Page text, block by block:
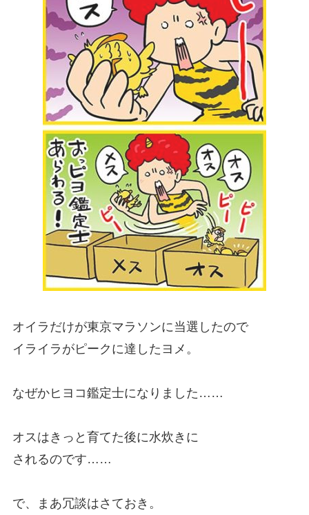
オイラだけが東京マラソンに当選したので
イライラがピークに達したヨメ。
なぜかヒヨコ鑑定士になりました……
オスはきっと育てた後に水炊きに
されるのです……
で、まあ冗談はさておき。